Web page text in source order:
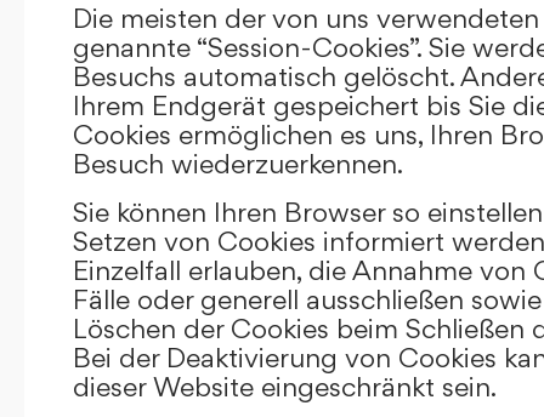
Die meisten der von uns
genannte “Session-Cookies”. Sie
Besuchs automatisch gelöscht.
Ihrem Endgerät gespeichert bis Sie
Cookies ermöglichen es uns, Ihren
Besuch wiederzuerkennen.
Sie können Ihren Browser so
Setzen von Cookies informiert
Einzelfall erlauben, die Annahme von
Fälle oder generell ausschließen
Löschen der Cookies beim Schließen
Bei der Deaktivierung von Cookies
dieser Website eingeschränkt sein.